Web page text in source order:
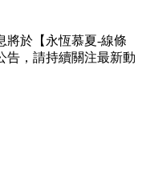
將於 【永恆慕夏-線條
告，請持續關注最新動